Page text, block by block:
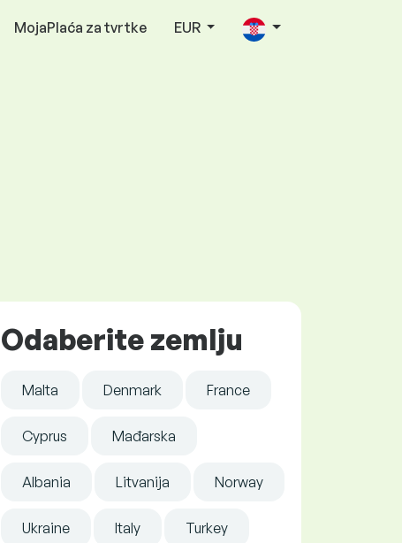
MojaPlaća za tvrtke EUR
Odaberite zemlju
Malta Denmark France
Cyprus Mađarska
Albania Litvanija Norway
Ukraine Italy Turkey